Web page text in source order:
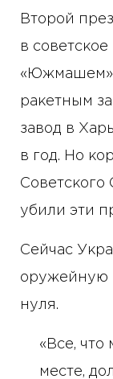
Второй
в
ракетным
завод в
в год. Но
Советского
убили эти
Сейчас
оружейную
нуля.
«Все,
месте,